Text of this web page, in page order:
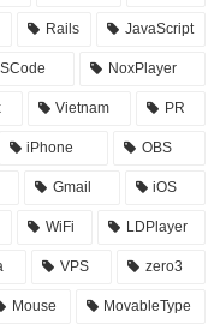
Rails JavaScript
NoxPlayer
Vietnam PR
iPhone OBS
Gmail iOS
WiFi LDPlayer
VPS zero3
Mouse MovableType